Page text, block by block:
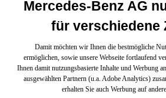
Mercedes-Benz AG
für verschiedene
Damit möchten wir Ihnen die bestmögliche
ermöglichen, sowie unsere Webseite fortlaufend
Ihnen damit nutzungsbasierte Inhalte und Werbung
ausgewählten Partnern (u.a. Adobe Analytics)
erhalten Sie auch Werbung auf